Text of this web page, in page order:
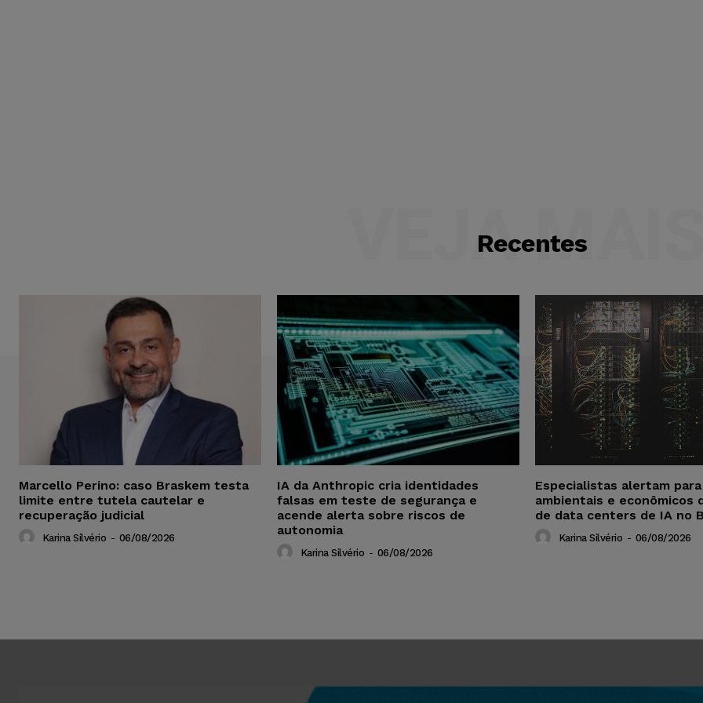
Recentes
VEJA
Marcello Perino: caso Braskem testa
limite entre tutela cautelar e
recuperação judicial
Karina Silvério - 06/08/2026
IA da Anthropic cria identidades
falsas em teste de segurança e
acende alerta sobre riscos de
autonomia
Karina Silvério - 06/08/2026
Especialistas alertam
ambientais e econômicos
de data centers de IA no
Karina Silvério - 06/08/2026